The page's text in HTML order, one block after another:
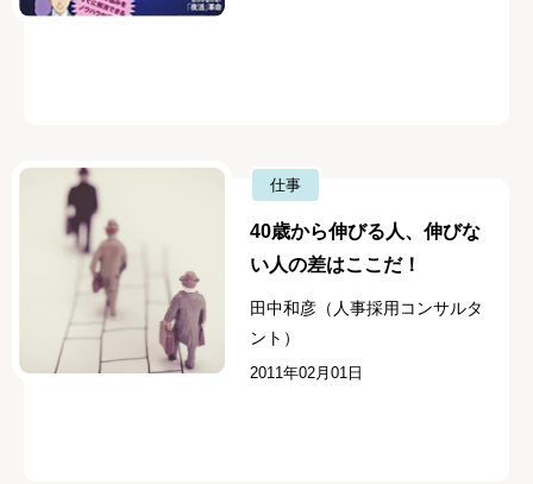
仕事
40歳から伸びる人、伸びな
い人の差はここだ！
田中和彦（人事採用コンサルタ
ント）
2011年02月01日